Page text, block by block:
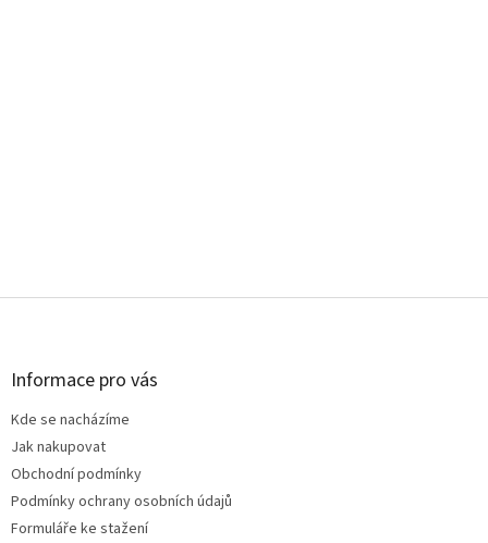
Z
Informace pro vás
Kde se nacházíme
Jak nakupovat
Obchodní podmínky
Podmínky ochrany osobních údajů
Formuláře ke stažení